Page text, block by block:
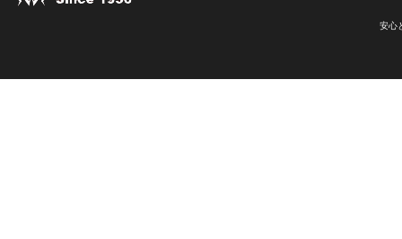
安心